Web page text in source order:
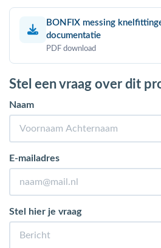
BONFIX messing
documentatie
PDF download
Stel een vraag over dit
Naam
E-mailadres
Stel hier je vraag